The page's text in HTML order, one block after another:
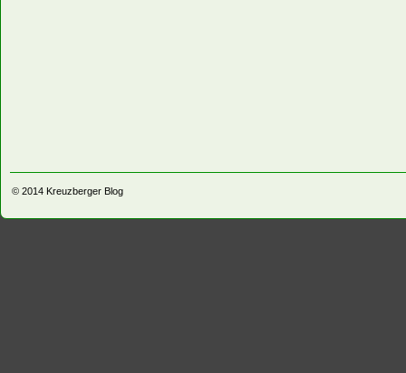
© 2014 Kreuzberger Blog